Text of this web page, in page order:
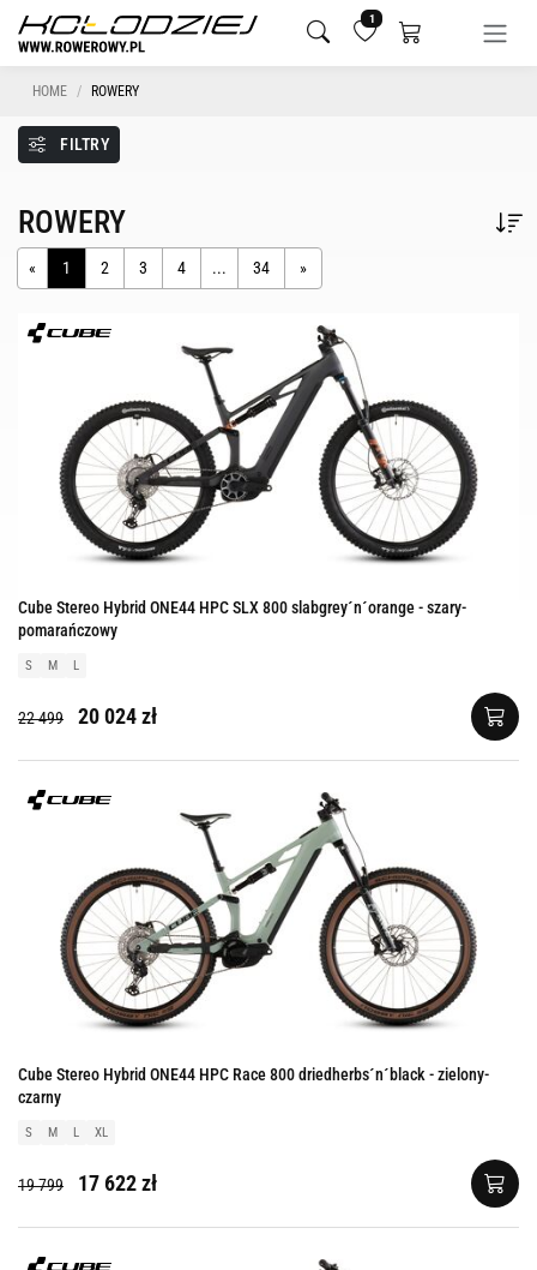
1
HOME ROWERY
FILTRY
ROWERY
« 1 2 3 4 ... 34 »
Cube Stereo Hybrid ONE44 HPC SLX 800 slabgrey´n´orange - szary-
pomarańczowy
S M L
22 499 20 024 zł
Cube Stereo Hybrid ONE44 HPC Race 800 driedherbs´n´black - zielony-
czarny
S M L XL
19 799 17 622 zł